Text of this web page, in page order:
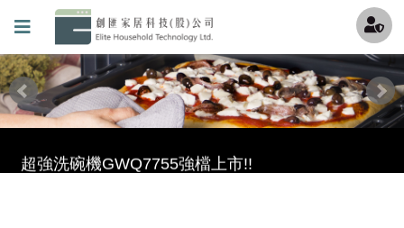
最酷的冰沙機來囉，趕快來冰涼一下吧~
透過創匯Youtube頻道更加了解機器吧 !
連知名Youtuber試用過都說讚的氣泡水機!!!
超強洗碗機GWQ7755強檔上市!!